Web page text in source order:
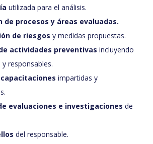
utilizada para el análisis.
de procesos y áreas evaluadas.
de riesgos y medidas propuestas.
actividades preventivas incluyendo
responsables.
impartidas y
evaluaciones e investigaciones de
del responsable.